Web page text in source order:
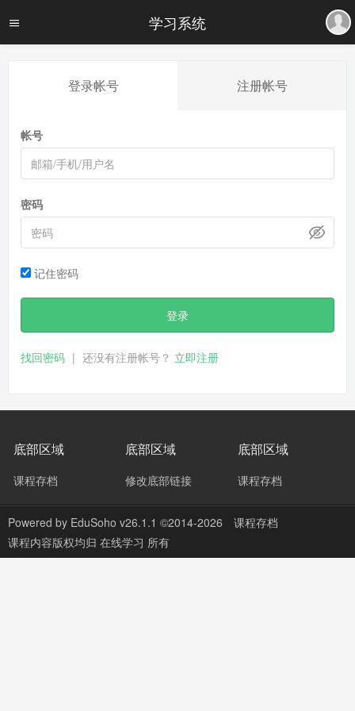
学习系统
登录帐号 注册帐号
帐号
密码
记住密码
登录
找回密码 | 还没有注册帐号？ 立即注册
底部区域
课程存档
底部区域
修改底部链接
底部区域
课程存档
Powered by EduSoho v26.1.1 ©2014-2026
课程存档
课程内容版权均归 在线学习 所有